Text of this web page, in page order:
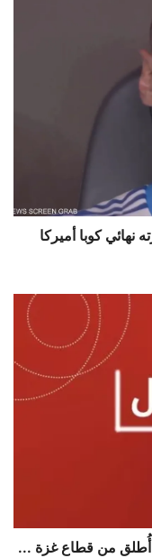
كوبا أميركا
أُطلق من قطاع غزة ...